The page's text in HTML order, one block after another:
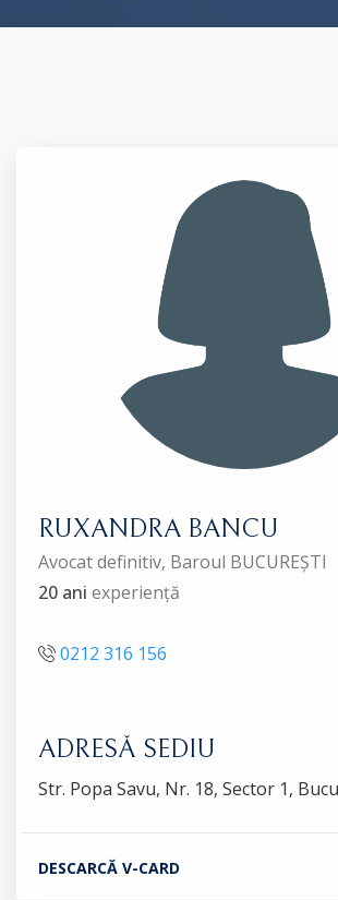
RUXANDRA BANCU
Avocat definitiv, Baroul BUCUREȘTI
20 ani experiență
0212 316 156
ADRESĂ SEDIU
Str. Popa Savu, Nr. 18, Sector 1,
DESCARCĂ V-CARD